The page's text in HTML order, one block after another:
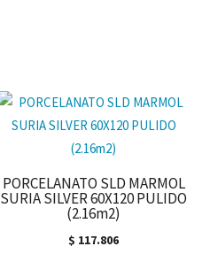
PORCELANATO SLD MARMOL
SURIA SILVER 60X120 PULIDO
(2.16m2)
$ 117.806